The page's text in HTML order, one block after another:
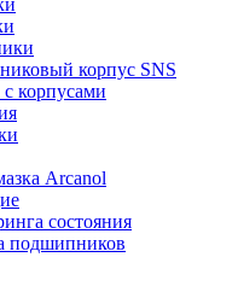
корпус SNS
корпусами
Arcanol
состояния
подшипников